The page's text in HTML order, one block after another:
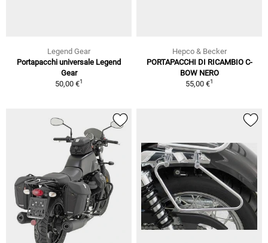
Legend Gear
Portapacchi universale Legend
Gear
50,00 €1
Hepco & Becker
PORTAPACCHI DI RICAMBIO C-
BOW NERO
55,00 €1